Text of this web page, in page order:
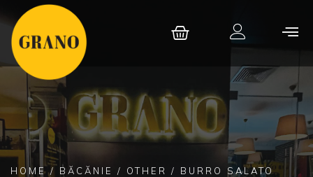
HOME / BĂCĂNIE / OTHER
/ BURRO SALATO